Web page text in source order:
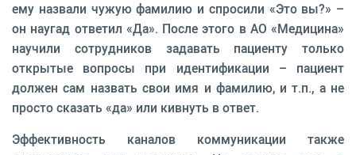
ему назвали чужую фамилию и спросили «Это вы?» –
он наугад ответил «Да». После этого в АО «Медицина»
научили сотрудников задавать пациенту только
открытые вопросы при идентификации – пациент
должен сам назвать свои имя и фамилию, и т.п., а не
просто сказать «да» или кивнуть в ответ.
Эффективность каналов коммуникации также